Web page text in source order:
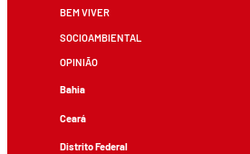
BEM VIVER
SOCIOAMBIENTAL
OPINIÃO
Bahia
Ceará
Distrito Federal